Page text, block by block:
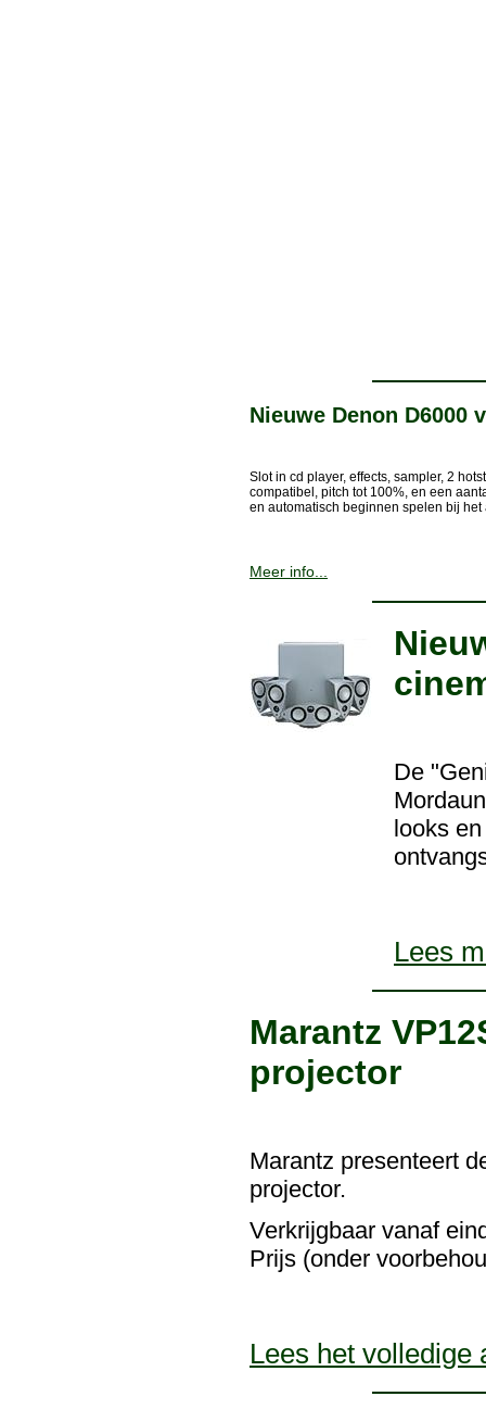
Nieuwe Denon D6000
Slot in cd player, effects, sampler, 2
compatibel, pitch tot 100%, en een
en automatisch beginnen spelen bij het
Meer info...
De
looks
Lees
Marantz
projector
Marantz presenteert
projector.
Verkrijgbaar vanaf
Prijs (onder
Lees het volledige